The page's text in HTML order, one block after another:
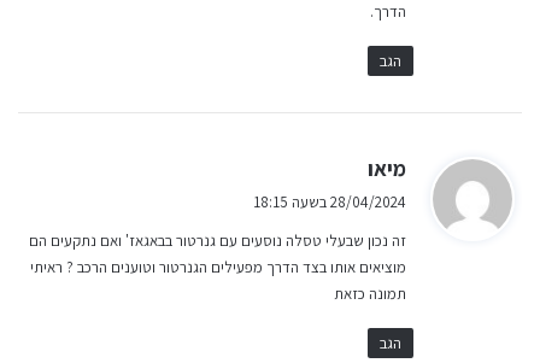
הדרך.
הגב
מיאו
ב
:
28/04/2024 בשעה 18:15
זה נכון שבעלי טסלה נוסעים עם גנרטור בבאגאז' ואם נתקעים הם
מוציאים אותו בצד הדרך מפעילים הגנרטור וטוענים הרכב ? ראיתי
תמונה כזאת
הגב